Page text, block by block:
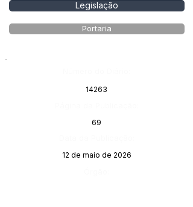
Legislação
Portaria
14263
69
12 de maio de 2026